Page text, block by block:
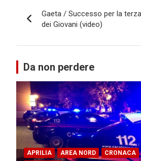
articoli
Gaeta / Successo per la
dei Giovani (video)
Da non perdere
APRILIA AREA NORD
CRONACA